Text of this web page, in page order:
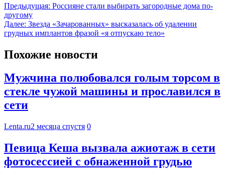
Предыдущая: Россияне стали выбирать загородные дома по-
другому
Далее: Звезда «Зачарованных» высказалась об удалении
грудных имплантов фразой «я отпускаю тело»
Похожие новости
Мужчина полюбовался голым торсом в
стекле чужой машины и прославился в
сети
Lenta.ru2 месяца спустя 0
Певица Кеша вызвала ажиотаж в сети
фотосессией с обнаженной грудью